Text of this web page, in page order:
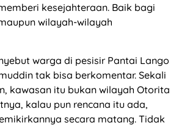
kesejahteraan. Baik bagi
wilayah-wilayah
warga di pesisir Pantai Lango
tak bisa berkomentar. Sekali
kawasan itu bukan wilayah Otorita
kalau pun rencana itu ada,
secara matang. Tidak